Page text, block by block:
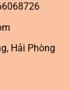
Hải Phòng